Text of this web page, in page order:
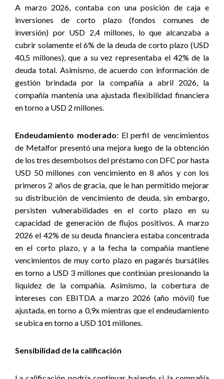
A marzo 2026, contaba con una posición de caja e
inversiones de corto plazo (fondos comunes de
inversión) por USD 2,4 millones, lo que alcanzaba a
cubrir solamente el 6% de la deuda de corto plazo (USD
40,5 millones), que a su vez representaba el 42% de la
deuda total. Asimismo, de acuerdo con información de
gestión brindada por la compañía a abril 2026, la
compañía mantenía una ajustada flexibilidad financiera
en torno a USD 2 millones.
Endeudamiento moderado: El perfil de vencimientos
de Metalfor presentó una mejora luego de la obtención
de los tres desembolsos del préstamo con DFC por hasta
USD 50 millones con vencimiento en 8 años y con los
primeros 2 años de gracia, que le han permitido mejorar
su distribución de vencimiento de deuda, sin embargo,
persisten vulnerabilidades en el corto plazo en su
capacidad de generación de flujos positivos. A marzo
2026 el 42% de su deuda financiera estaba concentrada
en el corto plazo, y a la fecha la compañía mantiene
vencimientos de muy corto plazo en pagarés bursátiles
en torno a USD 3 millones que continúan presionando la
liquidez de la compañía. Asimismo, la cobertura de
intereses con EBITDA a marzo 2026 (año móvil) fue
ajustada, en torno a 0,9x mientras que el endeudamiento
se ubica en torno a USD 101 millones.
Sensibilidad de la calificación